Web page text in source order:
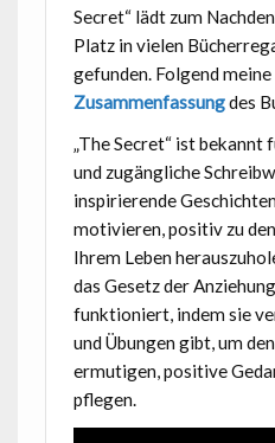
Secret“ lädt zum
Platz in vielen
gefunden. Folgend meine
Zusammenfassungdes
„The Secret“ ist bekannt
und zugängliche
inspirierende
motivieren, positiv zu
Ihrem Leben
das Gesetz der
funktioniert, indem sie
und Übungen gibt, um
ermutigen, positive
pflegen.